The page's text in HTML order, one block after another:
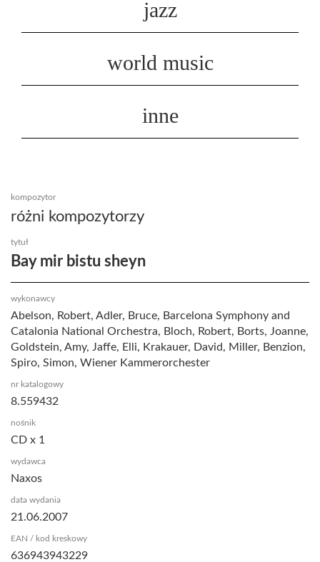
jazz
world music
inne
kompozytor
różni kompozytorzy
tytuł
Bay mir bistu sheyn
wykonawcy
Abelson, Robert, Adler, Bruce, Barcelona Symphony and
Catalonia National Orchestra, Bloch, Robert, Borts, Joanne,
Goldstein, Amy, Jaffe, Elli, Krakauer, David, Miller, Benzion,
Spiro, Simon, Wiener Kammerorchester
nr katalogowy
8.559432
nośnik
CD x 1
wydawca
Naxos
data wydania
21.06.2007
EAN / kod kreskowy
636943943229